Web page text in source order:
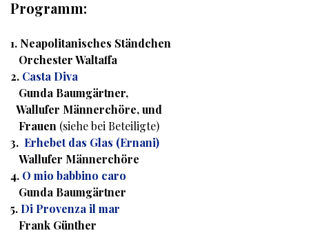
Programm:
1. Neapolitanisches Ständchen
Orchester Waltaffa
2. Casta Diva
Gunda Baumgärtner,
Wallufer Männerchöre, und
Frauen (siehe bei Beteiligte)
3. Erhebet das Glas (Ernani)
Wallufer Männerchöre
4. O mio babbino caro
Gunda Baumgärtner
5. Di Provenza il mar
Frank Günther